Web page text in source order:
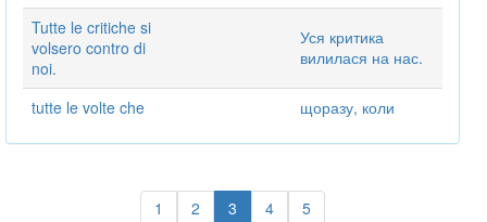
Tutte le critiche si
volsero contro di
noi.
Уся критика
вилилася на нас.
tutte le volte che щоразу, коли
1 2 3 4 5